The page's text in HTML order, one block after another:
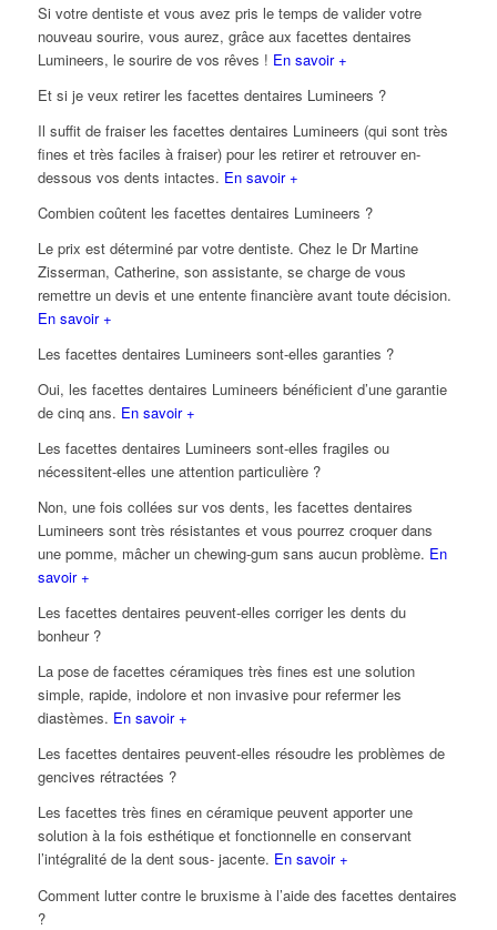
Si votre dentiste et vous avez pris le temps de valider votre
nouveau sourire, vous aurez, grâce aux facettes dentaires
Lumineers, le sourire de vos rêves ! En savoir +
Et si je veux retirer les facettes dentaires Lumineers ?
Il suffit de fraiser les facettes dentaires Lumineers (qui sont très
fines et très faciles à fraiser) pour les retirer et retrouver en-
dessous vos dents intactes. En savoir +
Combien coûtent les facettes dentaires Lumineers ?
Le prix est déterminé par votre dentiste. Chez le Dr Martine
Zisserman, Catherine, son assistante, se charge de vous
remettre un devis et une entente financière avant toute décision.
En savoir +
Les facettes dentaires Lumineers sont-elles garanties ?
Oui, les facettes dentaires Lumineers bénéficient d’une garantie
de cinq ans. En savoir +
Les facettes dentaires Lumineers sont-elles fragiles ou
nécessitent-elles une attention particulière ?
Non, une fois collées sur vos dents, les facettes dentaires
Lumineers sont très résistantes et vous pourrez croquer dans
une pomme, mâcher un chewing-gum sans aucun problème. En
savoir +
Les facettes dentaires peuvent-elles corriger les dents du
bonheur ?
La pose de facettes céramiques très fines est une solution
simple, rapide, indolore et non invasive pour refermer les
diastèmes. En savoir +
Les facettes dentaires peuvent-elles résoudre les problèmes de
gencives rétractées ?
Les facettes très fines en céramique peuvent apporter une
solution à la fois esthétique et fonctionnelle en conservant
l’intégralité de la dent sous- jacente. En savoir +
Comment lutter contre le bruxisme à l’aide des facettes dentaires
?